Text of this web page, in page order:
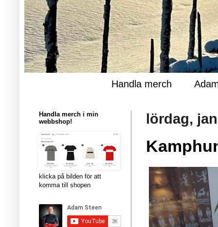
Handla merch
lördag,
Handla merch i min
webbshop!
klicka på bilden för att
komma till shopen